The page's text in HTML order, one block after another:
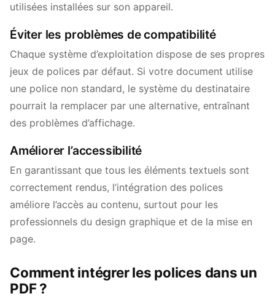
utilisées installées sur son appareil.
Éviter les problèmes de compatibilité
Chaque système d’exploitation dispose de ses propres
jeux de polices par défaut. Si votre document utilise
une police non standard, le système du destinataire
pourrait la remplacer par une alternative, entraînant
des problèmes d’affichage.
Améliorer l’accessibilité
En garantissant que tous les éléments textuels sont
correctement rendus, l’intégration des polices
améliore l’accès au contenu, surtout pour les
professionnels du design graphique et de la mise en
page.
Comment intégrer les polices dans un
PDF ?